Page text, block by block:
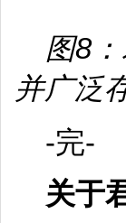
图8
并广泛
-完-
关于